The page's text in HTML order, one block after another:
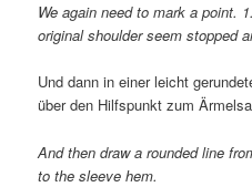
We again need to mark a point.
original shoulder seem stopped
Und dann in einer leicht
über den Hilfspunkt zum
And then draw a rounded line
to the sleeve hem.